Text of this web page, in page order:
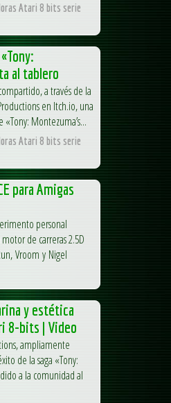
Atari 8 bits serie
al tablero
a través de la
en Itch.io, una
Montezuma’s...
Atari 8 bits serie
para Amigas
personal
de carreras 2.5D
Vroom y Nigel
y estética
8-bits | Video
ampliamente
de la saga «Tony:
a la comunidad al